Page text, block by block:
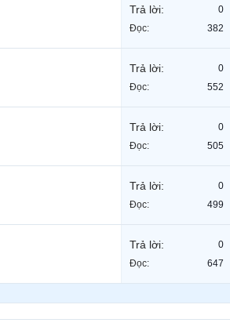
Trả lời:
0
Đọc:
382
Trả lời:
0
Đọc:
552
Trả lời:
0
Đọc:
505
Trả lời:
0
Đọc:
499
Trả lời:
0
Đọc:
647